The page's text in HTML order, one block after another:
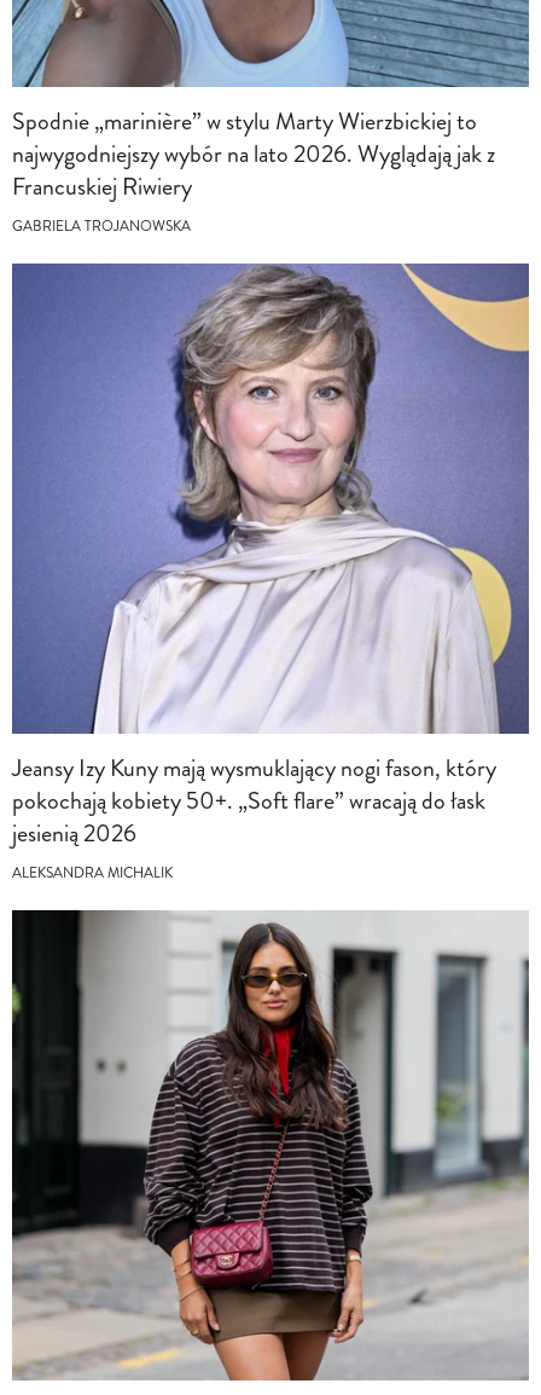
Spodnie „marinière” w stylu Marty Wierzbickiej to
najwygodniejszy wybór na lato 2026. Wyglądają jak z
Francuskiej Riwiery
GABRIELA TROJANOWSKA
Jeansy Izy Kuny mają wysmuklający nogi fason, który
pokochają kobiety 50+. „Soft flare” wracają do łask
jesienią 2026
ALEKSANDRA MICHALIK